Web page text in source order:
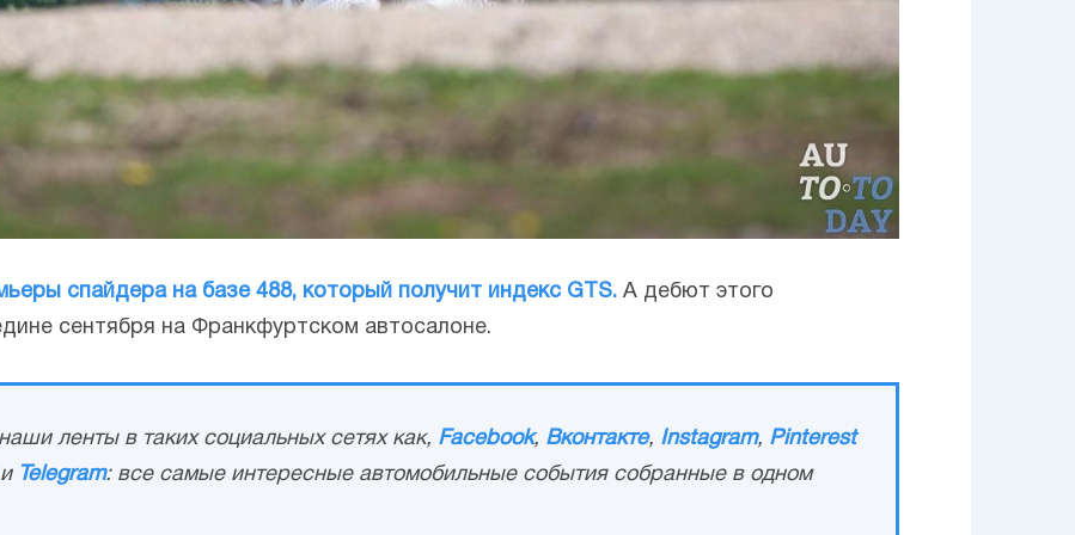
спайдера на базе 488, который получит индекс GTS. А дебют этого
сентября на Франкфуртском автосалоне.
ленты в таких социальных сетях как, Facebook, Вконтакте, Instagram, Pinterest
Telegram: все самые интересные автомобильные события собранные в одном